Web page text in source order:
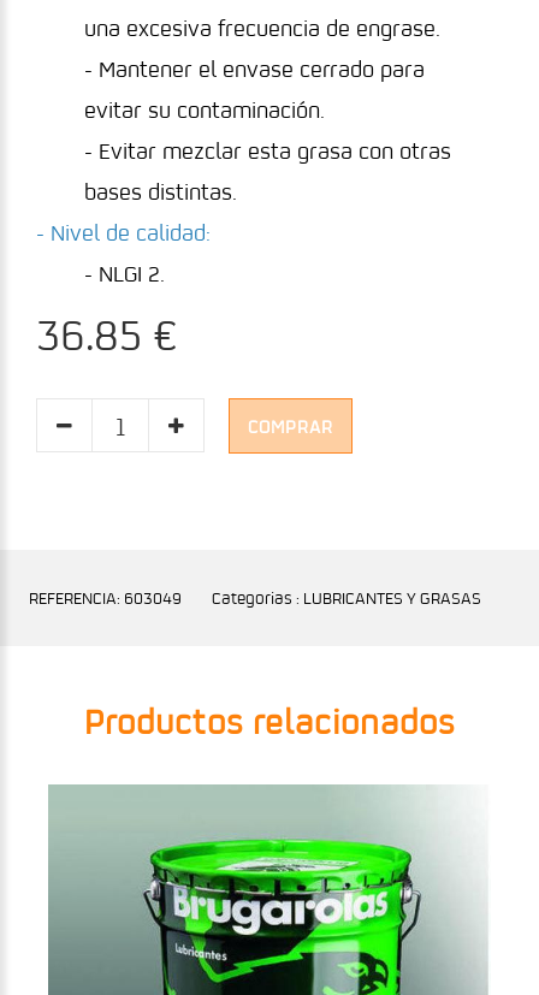
una excesiva frecuencia de engrase.
- Mantener el envase cerrado para
evitar su contaminación.
- Evitar mezclar esta grasa con otras
bases distintas.
- Nivel de calidad:
- NLGI 2.
36.85 €
COMPRAR
REFERENCIA: 603049 Categorias : LUBRICANTES Y GRASAS
Productos relacionados